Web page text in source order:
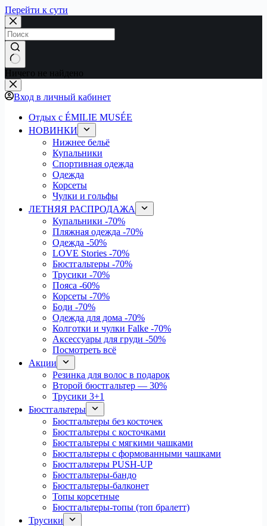
Перейти к сути
Ничего не найдено
Вход в личный кабинет
Отдых с ÉMILIE MUSÉE
НОВИНКИ
Нижнее бельё
Купальники
Спортивная одежда
Одежда
Корсеты
Чулки и гольфы
ЛЕТНЯЯ РАСПРОДАЖА
Купальники -70%
Пляжная одежда -70%
Одежда -50%
LOVE Stories -70%
Бюстгальтеры -70%
Трусики -70%
Пояса -60%
Корсеты -70%
Боди -70%
Одежда для дома -70%
Колготки и чулки Falke -70%
Аксессуары для груди -50%
Посмотреть всё
Акции
Резинка для волос в подарок
Второй бюстгальтер — 30%
Трусики 3+1
Бюстгальтеры
Бюстгальтеры без косточек
Бюстгальтеры с косточками
Бюстгальтеры с мягкими чашками
Бюстгальтеры с формованными чашками
Бюстгальтеры PUSH-UP
Бюстгальтеры-бандо
Бюстгальтеры-балконет
Топы корсетные
Бюстгальтеры-топы (топ бралетт)
Трусики